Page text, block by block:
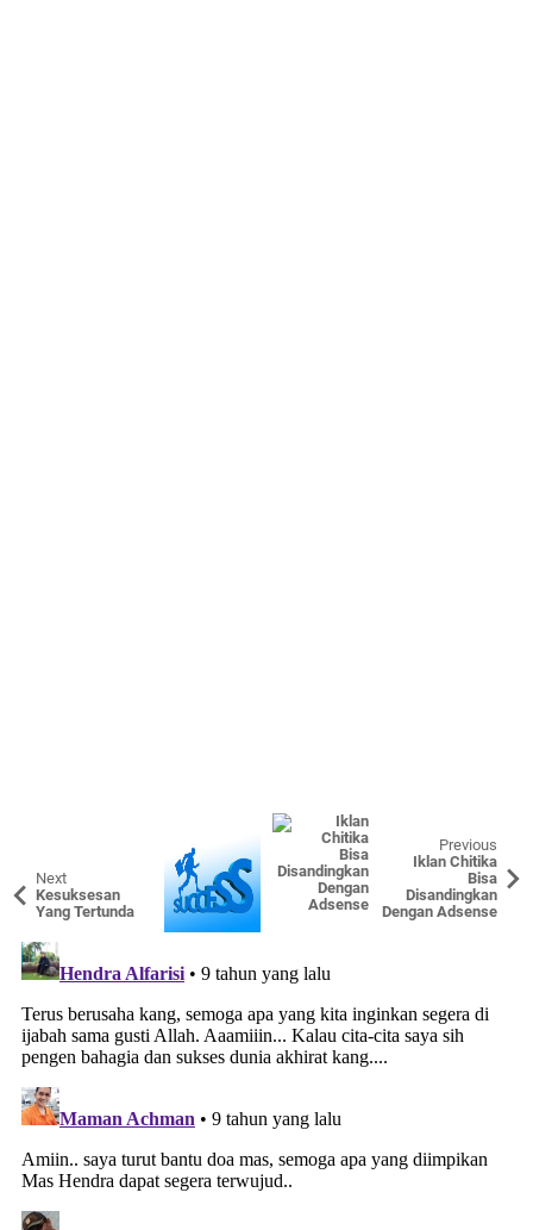
Next
Kesuksesan
Yang Tertunda
Previous
Iklan Chitika
Bisa
Disandingkan
Dengan Adsense